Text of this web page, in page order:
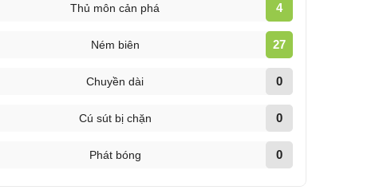
Thủ môn cản phá 4
Ném biên 27
Chuyền dài 0
Cú sút bị chặn 0
Phát bóng 0